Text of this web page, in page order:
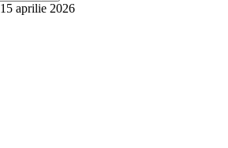
15 aprilie 2026